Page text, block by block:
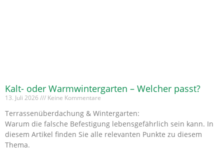
Kalt- oder Warmwintergarten – Welcher passt?
13. Juli 2026 Keine Kommentare
Terrassenüberdachung & Wintergarten:
Warum die falsche Befestigung lebensgefährlich sein kann. In
diesem Artikel finden Sie alle relevanten Punkte zu diesem
Thema.